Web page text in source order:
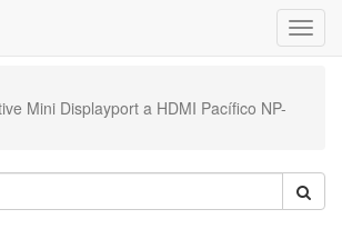
Mini Displayport a HDMI Pacífico NP-